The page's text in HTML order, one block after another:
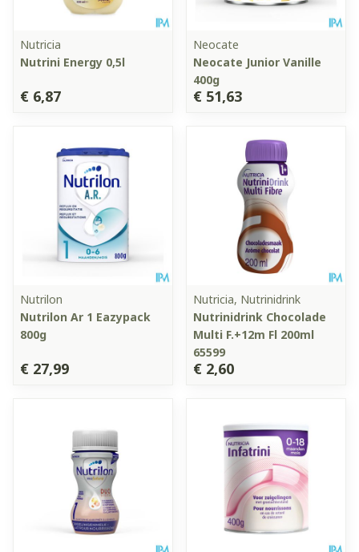
Nutricia
Nutrini Energy 0,5l
€ 6,87
Neocate
Neocate Junior Vanille
400g
€ 51,63
Nutrilon
Nutrilon Ar 1 Eazypack
800g
€ 27,99
Nutricia, Nutrinidrink
Nutrinidrink Chocolade
Multi F.+12m Fl 200ml
65599
€ 2,60